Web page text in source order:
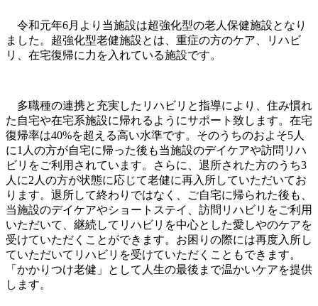
令和元年6月より当施設は超強化型の老人保健施設となり
ました。超強化型老健施設とは、重症の方のケア、リハビ
リ、在宅復帰に力を入れている施設です。
多職種の連携と充実したリハビリと指導により、住み慣れ
た自宅や在宅系施設に帰れるようにサポート致します。在宅
復帰率は40%を超える高い水準です。そのうちのおよそ5人
に1人の方が自宅に帰った後も当施設のデイケアや訪問リハ
ビリをご利用されています。さらに、退所された方のうち3
人に2人の方が状態に応じて老健に再入所していただいてお
ります。退所して終わりではなく、ご自宅に帰られた後も、
当施設のデイケアやショートステイ、訪問リハビリをご利用
いただいて、継続してリハビリを中心とした愛しやのケアを
受けていただくことができます。お困りの際には再度入所し
ていただいてリハビリを受けていただくこともできます。
「かかりつけ老健」として人生の最後まで温かいケアを提供
します。